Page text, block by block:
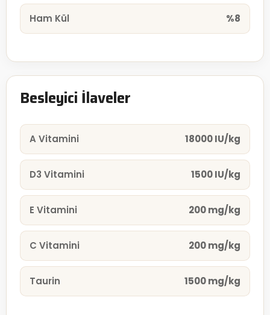
Ham Kül %8
Besleyici İlaveler
A Vitamini 18000 IU/kg
D3 Vitamini 1500 IU/kg
E Vitamini 200 mg/kg
C Vitamini 200 mg/kg
Taurin 1500 mg/kg